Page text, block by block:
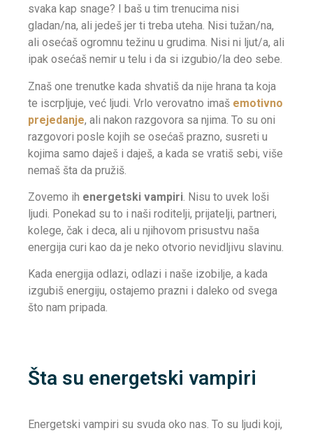
svaka kap snage? I baš u tim trenucima nisi
gladan/na, ali jedeš jer ti treba uteha. Nisi tužan/na,
ali osećaš ogromnu težinu u grudima. Nisi ni ljut/a, ali
ipak osećaš nemir u telu i da si izgubio/la deo sebe.
Znaš one trenutke kada shvatiš da nije hrana ta koja
te iscrpljuje, već ljudi. Vrlo verovatno imaš emotivno
prejedanje, ali nakon razgovora sa njima. To su oni
razgovori posle kojih se osećaš prazno, susreti u
kojima samo daješ i daješ, a kada se vratiš sebi, više
nemaš šta da pružiš.
Zovemo ih energetski vampiri. Nisu to uvek loši
ljudi. Ponekad su to i naši roditelji, prijatelji, partneri,
kolege, čak i deca, ali u njihovom prisustvu naša
energija curi kao da je neko otvorio nevidljivu slavinu.
Kada energija odlazi, odlazi i naše izobilje, a kada
izgubiš energiju, ostajemo prazni i daleko od svega
što nam pripada.
Šta su energetski vampiri
Energetski vampiri su svuda oko nas. To su ljudi koji,